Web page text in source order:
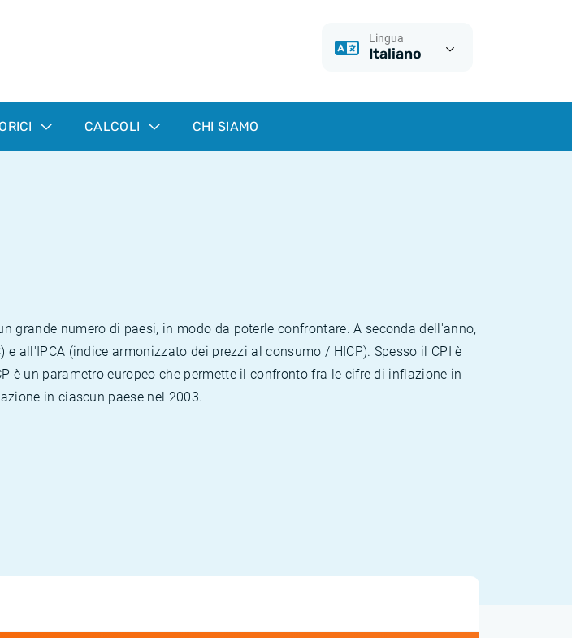
Lingua
Italiano
CALCOLI CHI SIAMO
numero di paesi, in modo da poterle confrontare. A seconda dell'anno,
all'IPCA (indice armonizzato dei prezzi al consumo / HICP). Spesso il CPI è
è un parametro europeo che permette il confronto fra le cifre di inflazione in
in ciascun paese nel 2003.